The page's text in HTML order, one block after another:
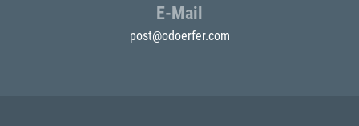
E-Mail
post@odoerfer.com